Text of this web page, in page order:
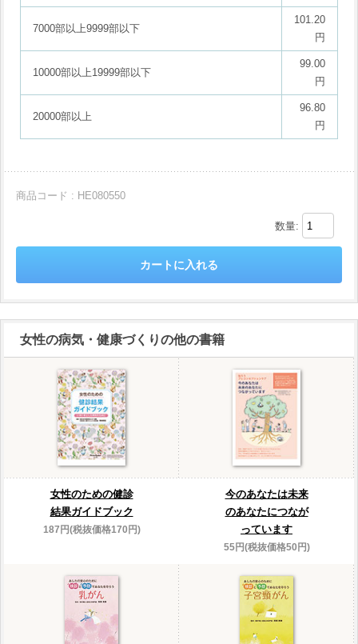
7000部以上9999部以下
101.20
円
10000部以上19999部以下
99.00
円
20000部以上
96.80
円
商品コード : HE080550
数量:
女性の病気・健康づくりの他の書籍
女性のための健診
結果ガイドブック
187円(税抜価格170円)
今のあなたは未来
のあなたにつなが
っています
55円(税抜価格50円)